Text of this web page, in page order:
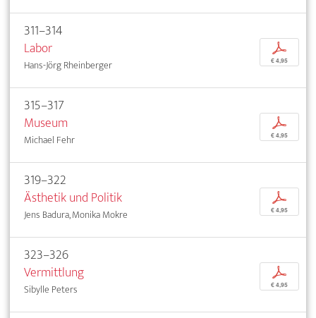
311–314
Labor
Hans-Jörg Rheinberger
p
€ 4,95
315–317
Museum
Michael Fehr
p
€ 4,95
319–322
Ästhetik und Politik
Jens Badura, Monika Mokre
p
€ 4,95
323–326
Vermittlung
Sibylle Peters
p
€ 4,95